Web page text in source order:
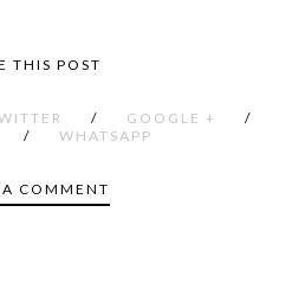
THIS POST
/ GOOGLE +
/
/ WHATSAPP
A COMMENT